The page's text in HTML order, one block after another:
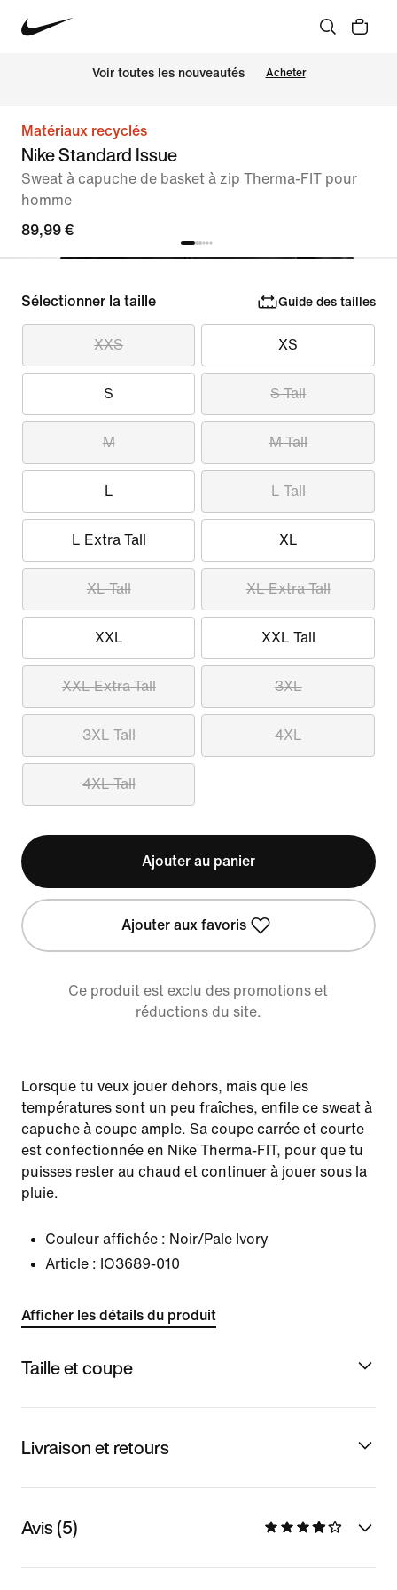
Voir toutes les nouveautés Acheter
Matériaux recyclés
Nike Standard Issue
Sweat à capuche de basket à zip Therma-FIT pour
homme
89,99 €
Sélectionner la taille Guide des tailles
XXS XS
S S Tall
M M Tall
L L Tall
L Extra Tall XL
XL Tall XL Extra Tall
XXL XXL Tall
XXL Extra Tall 3XL
3XL Tall 4XL
4XL Tall
Ajouter au panier
Ajouter aux favoris
Ce produit est exclu des promotions et
réductions du site.
Lorsque tu veux jouer dehors, mais que les
températures sont un peu fraîches, enfile ce sweat à
capuche à coupe ample. Sa coupe carrée et courte
est confectionnée en Nike Therma-FIT, pour que tu
puisses rester au chaud et continuer à jouer sous la
pluie.
Couleur affichée : Noir/Pale Ivory
Article : IO3689-010
Afficher les détails du produit
Taille et coupe
Livraison et retours
Avis (5)